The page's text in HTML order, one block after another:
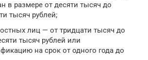
в размере от десяти тысяч до
тысяч рублей;
лиц — от тридцати тысяч до
тысяч рублей или
на срок от одного года до